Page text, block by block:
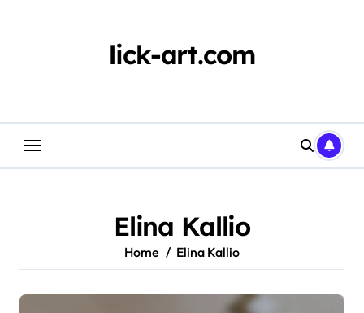
lick-art.com
Elina Kallio
Home Elina Kallio